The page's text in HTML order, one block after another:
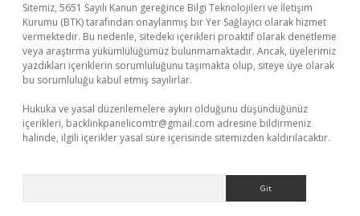
Sitemiz, 5651 Sayılı Kanun gereğince Bilgi Teknolojileri ve İletişim
Kurumu (BTK) tarafından onaylanmış bir Yer Sağlayıcı olarak hizmet
vermektedir. Bu nedenle, sitedeki içerikleri proaktif olarak denetleme
veya araştırma yükümlülüğümüz bulunmamaktadır. Ancak, üyelerimiz
yazdıkları içeriklerin sorumluluğunu taşımakta olup, siteye üye olarak
bu sorumluluğu kabul etmiş sayılırlar.
Hukuka ve yasal düzenlemelere aykırı olduğunu düşündüğünüz
içerikleri, backlinkpanelicomtr@gmail.com adresine bildirmeniz
halinde, ilgili içerikler yasal süre içerisinde sitemizden kaldırılacaktır.